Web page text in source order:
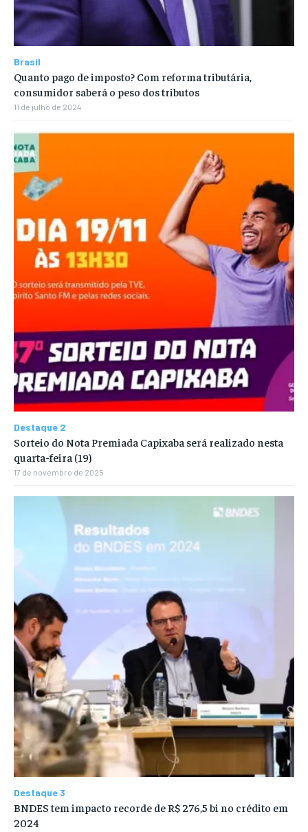
Brasil
Quanto pago de imposto? Com reforma tributária,
consumidor saberá o peso dos tributos
11 de julho de 2024
Destaque 2
Sorteio do Nota Premiada Capixaba será realizado nesta
quarta-feira (19)
17 de novembro de 2025
Destaque 3
BNDES tem impacto recorde de R$ 276,5 bi no crédito em
2024